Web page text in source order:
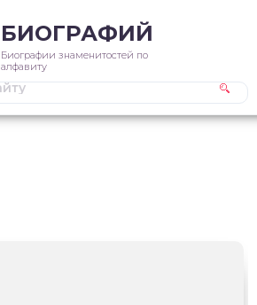
БИОГРАФИЙ
Биографии знаменитостей по
алфавиту